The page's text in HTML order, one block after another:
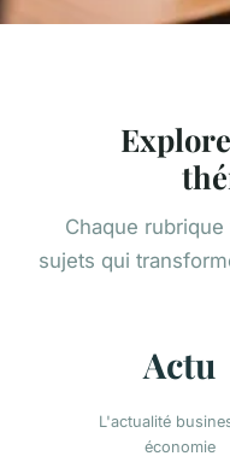
Chaque
sujets qui
Actu
L'actualité
économie